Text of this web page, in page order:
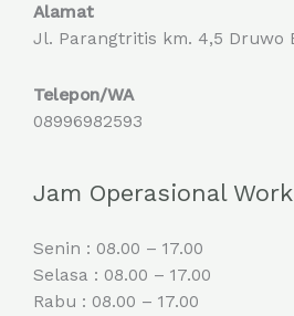
Alamat
Jl. Parangtritis km. 4,5 Druwo
Telepon/WA
08996982593
Jam Operasional
Senin : 08.00 – 17.00
Selasa : 08.00 – 17.00
Rabu : 08.00 – 17.00